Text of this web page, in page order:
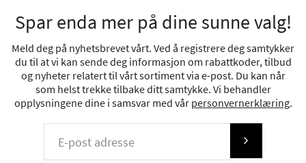
Spar enda mer på dine sunne valg!
Meld deg på nyhetsbrevet vårt. Ved å registrere deg samtykker
du til at vi kan sende deg informasjon om rabattkoder, tilbud
og nyheter relatert til vårt sortiment via e-post. Du kan når
som helst trekke tilbake ditt samtykke. Vi behandler
opplysningene dine i samsvar med vår personvernerklæring.